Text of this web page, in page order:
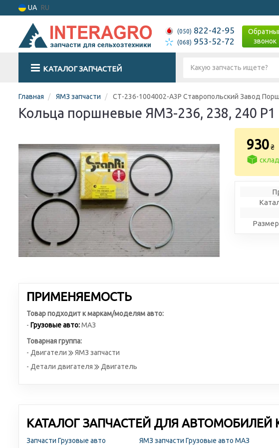
UA RU
(050) 822-42-95
(068) 953-52-72
звонок
КАТАЛОГ ЗАПЧАСТЕЙ
Главная ЯМЗ запчасти СТ-236-1004002-А3Р Ставропольский Завод
Кольца поршневые ЯМЗ-236, 238, 240
930 ₴
склад
ПРИМЕНЯЕМОСТЬ
Товар подходит к маркам/моделям авто:
- Грузовые авто:МАЗ
Товарная группа:
- Двигатели
ЯМЗ запчасти
- Детали двигателя
Двигатель
КАТАЛОГ ЗАПЧАСТЕЙ ДЛЯ
Запчасти Грузовые авто ЯМЗ запчасти Грузовые авто МАЗ